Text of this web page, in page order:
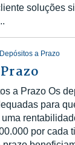
soluções
Depósitos a Prazo
a Prazo Os
para
por cada